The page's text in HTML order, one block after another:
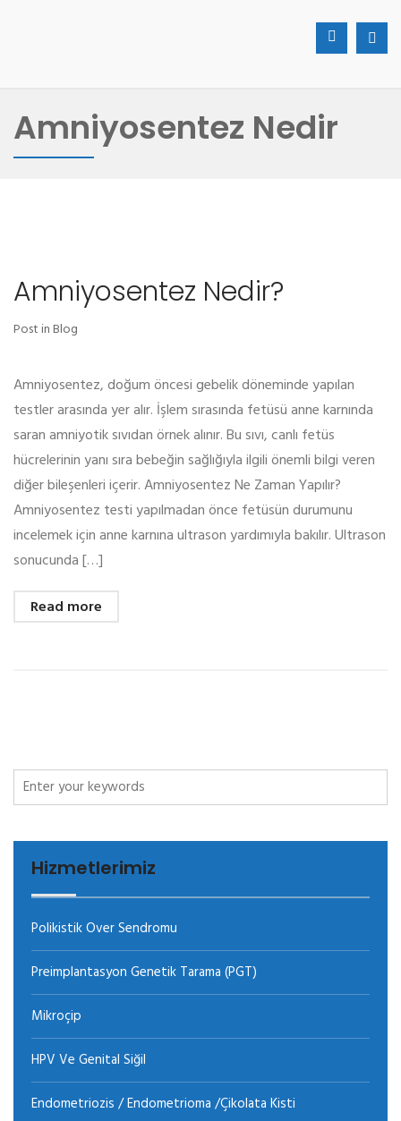
Amniyosentez Nedir
Amniyosentez Nedir?
Post inBlog
Amniyosentez, doğum öncesi gebelik döneminde yapılan
testler arasında yer alır. İşlem sırasında fetüsü anne karnında
saran amniyotik sıvıdan örnek alınır. Bu sıvı, canlı fetüs
hücrelerinin yanı sıra bebeğin sağlığıyla ilgili önemli bilgi veren
diğer bileşenleri içerir. Amniyosentez Ne Zaman Yapılır?
Amniyosentez testi yapılmadan önce fetüsün durumunu
incelemek için anne karnına ultrason yardımıyla bakılır. Ultrason
sonucunda […]
Read more
Hizmetlerimiz
Polikistik Over Sendromu
Preimplantasyon Genetik Tarama (PGT)
Mikroçip
HPV Ve Genital Siğil
Endometriozis / Endometrioma /Çikolata Kisti